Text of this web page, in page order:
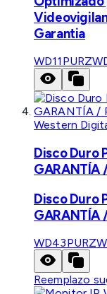
Garantia
WD11PURZ
Western
Disco Duro
GARANTÍA
Disco Duro
GARANTÍA
WD43PURZ
Reemplazo